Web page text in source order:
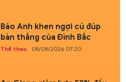
Báo Anh khen ngợi cú đúp
bàn thắng của Đình Bắc
Thể thao 08/08/2026 07:20